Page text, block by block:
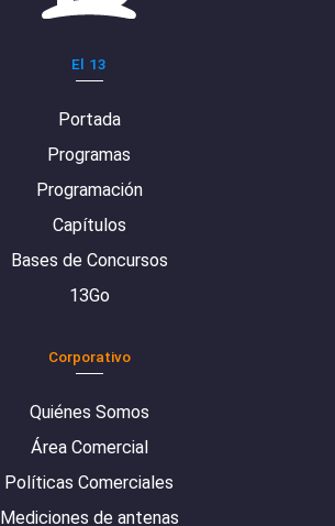
El 13
Portada
Programas
Programación
Capítulos
Bases de Concursos
13Go
Corporativo
Quiénes Somos
Área Comercial
Políticas Comerciales
Mediciones de antenas